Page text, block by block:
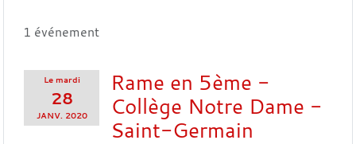
1 événement
Le mardi
28
JANV. 2020
Rame en 5ème -
Collège Notre Dame -
Saint-Germain